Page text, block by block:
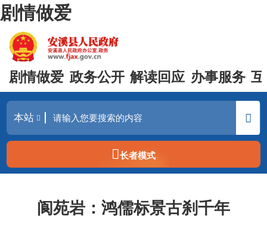
剧情做爱
剧情做爱 政务公开 解读回应 办事服务
长者模式
阆苑岩：鸿儒标景古刹千年